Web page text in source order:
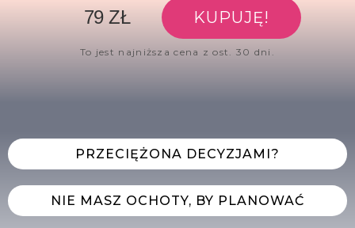
79 ZŁ KUPUJĘ!
To jest najniższa cena z ost. 30 dni.
PRZECIĘŻONA DECYZJAMI?
NIE MASZ OCHOTY, BY PLANOWAĆ